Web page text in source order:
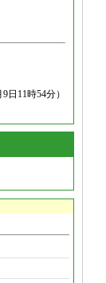
9日11時54分）